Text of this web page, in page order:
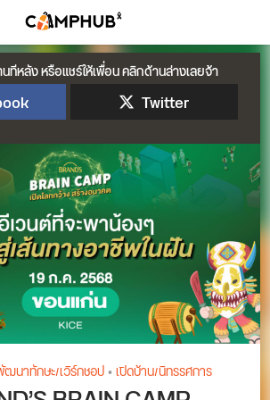
ทีหลัง หรือแชร์ให้เพื่อน คลิกด้านล่างเลยจ้า
Twitter
นาทักษะ/เวิร์กชอป•เปิดบ้าน/นิทรรศการ